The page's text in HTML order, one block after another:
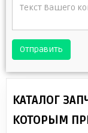
Отправить
КАТАЛОГ
КОТОРЫМ